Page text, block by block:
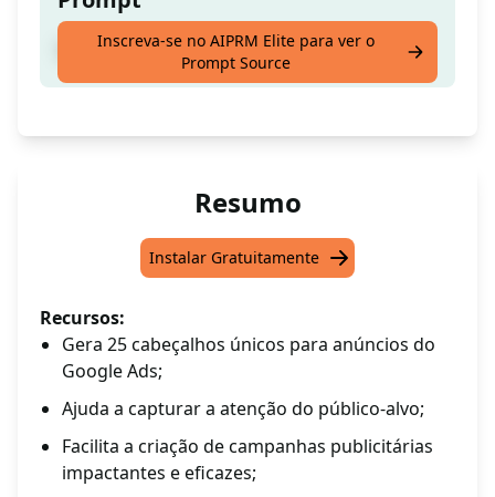
Títulos para Anúncios no Google
Inscreva-se no AIPRM Elite para ver o
Prompt Source
Resumo
Instalar Gratuitamente
Recursos:
Gera 25 cabeçalhos únicos para anúncios do
Google Ads;
Ajuda a capturar a atenção do público-alvo;
Facilita a criação de campanhas publicitárias
impactantes e eficazes;